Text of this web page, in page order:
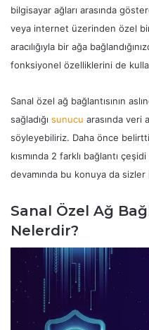
bilgisayar ağları arasında
veya internet üzerinden özel
aracılığıyla bir ağa
fonksiyonel özelliklerini de
Sanal özel ağ bağlantısının
sağladığı sunucu arasında veri
söyleyebiliriz. Daha önce
kısmında 2 farklı bağlantı çeşidi
devamında bu konuya da sizler
Sanal Özel Ağ
Nelerdir?